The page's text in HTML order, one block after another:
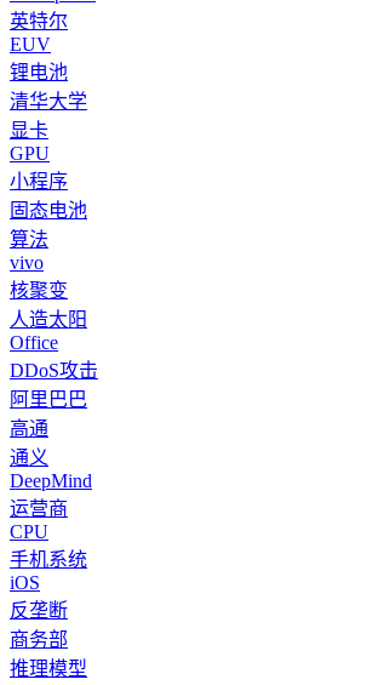
英特尔
EUV
锂电池
清华大学
显卡
GPU
小程序
固态电池
算法
vivo
核聚变
人造太阳
Office
DDoS攻击
阿里巴巴
高通
通义
DeepMind
运营商
CPU
手机系统
iOS
反垄断
商务部
推理模型